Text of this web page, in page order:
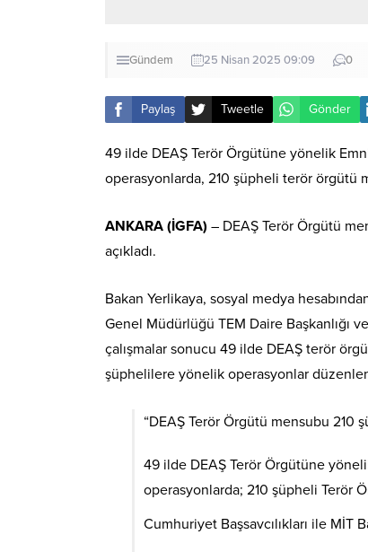
Gündem 25 Nisan 2025 09:09 0
Paylaş Tweetle Gönder
49 ilde DEAŞ Terör Örgütüne yönelik
operasyonlarda, 210 şüpheli terör örgütü
ANKARA (İGFA) – DEAŞ Terör Örgütü
açıkladı.
Bakan Yerlikaya, sosyal medya
Genel Müdürlüğü TEM Daire Başkanlığı
çalışmalar sonucu 49 ilde DEAŞ terör
şüphelilere yönelik operasyonlar
“DEAŞ Terör Örgütü mensubu 210
49 ilde DEAŞ Terör Örgütüne
operasyonlarda; 210 şüpheli Terör
Cumhuriyet Başsavcılıkları ile MİT